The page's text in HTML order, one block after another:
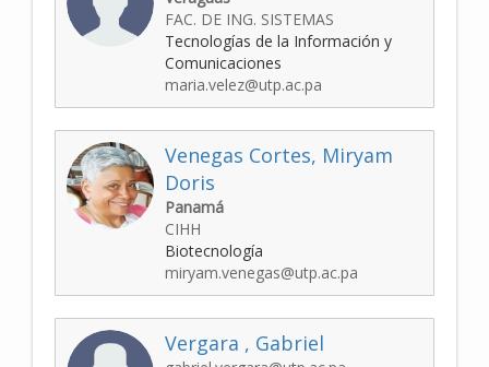
FAC. DE ING. SISTEMAS
Tecnologías de la Información y
Comunicaciones
maria.velez@utp.ac.pa
Venegas Cortes, Miryam
Doris
Panamá
CIHH
Biotecnología
miryam.venegas@utp.ac.pa
Vergara , Gabriel